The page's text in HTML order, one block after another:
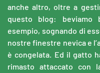
anche altro, oltre a
questo blog: beviamo
esempio, sognando di
nostre finestre nevica e
è congelata. Ed il gatto
rimasto attaccato con